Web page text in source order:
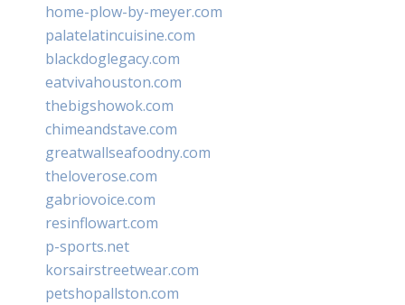
home-plow-by-meyer.com
palatelatincuisine.com
blackdoglegacy.com
eatvivahouston.com
thebigshowok.com
chimeandstave.com
greatwallseafoodny.com
theloverose.com
gabriovoice.com
resinflowart.com
p-sports.net
korsairstreetwear.com
petshopallston.com